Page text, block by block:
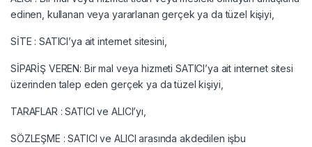
edinen, kullanan veya yararlanan gerçek ya da tüzel kişiyi,
SİTE : SATICI’ya ait internet sitesini,
SİPARİŞ VEREN: Bir mal veya hizmeti SATICI’ya ait internet sitesi
üzerinden talep eden gerçek ya da tüzel kişiyi,
TARAFLAR : SATICI ve ALICI’yı,
SÖZLEŞME : SATICI ve ALICI arasında akdedilen işbu